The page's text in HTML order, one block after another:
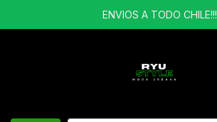
ENVIOS A TODO CHILE!!!